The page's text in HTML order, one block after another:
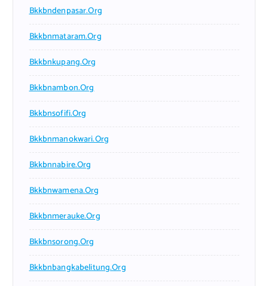
Bkkbndenpasar.org
Bkkbnmataram.org
Bkkbnkupang.org
Bkkbnambon.org
Bkkbnsofifi.org
Bkkbnmanokwari.org
Bkkbnnabire.org
Bkkbnwamena.org
Bkkbnmerauke.org
Bkkbnsorong.org
Bkkbnbangkabelitung.org